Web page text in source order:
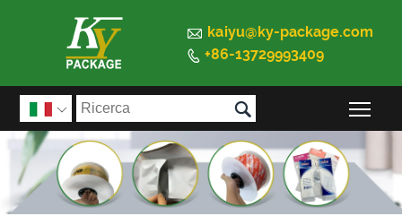
 kaiyu@ky-package.com
 +86-13729993409
 